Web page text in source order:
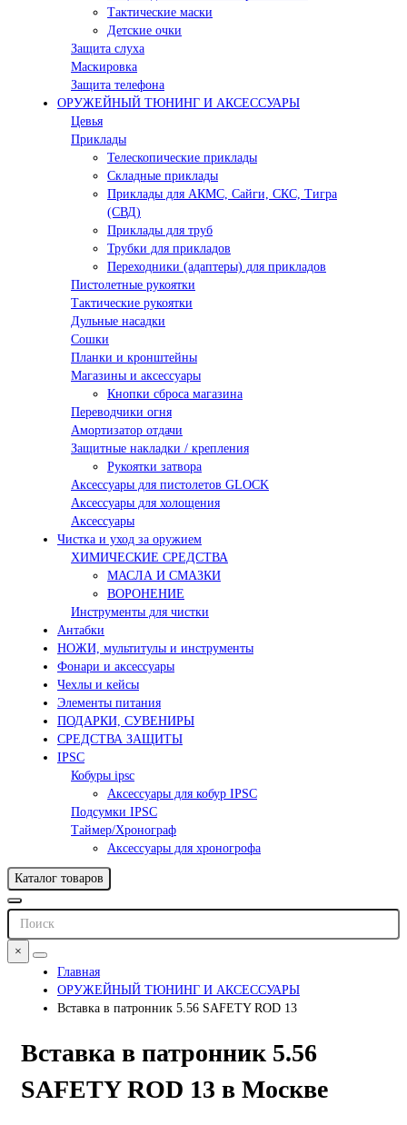
Тактические маски
Детские очки
Защита слуха
Маскировка
Защита телефона
ОРУЖЕЙНЫЙ ТЮНИНГ И АКСЕССУАРЫ
Цевья
Приклады
Телескопические приклады
Складные приклады
Приклады для АКМС, Сайги, СКС, Тигра
(СВД)
Приклады для труб
Трубки для прикладов
Переходники (адаптеры) для прикладов
Пистолетные рукоятки
Тактические рукоятки
Дульные насадки
Сошки
Планки и кронштейны
Магазины и аксессуары
Кнопки сброса магазина
Переводчики огня
Амортизатор отдачи
Защитные накладки / крепления
Рукоятки затвора
Аксессуары для пистолетов GLOCK
Аксессуары для холощения
Аксессуары
Чистка и уход за оружием
ХИМИЧЕСКИЕ СРЕДСТВА
МАСЛА И СМАЗКИ
ВОРОНЕНИЕ
Инструменты для чистки
Антабки
НОЖИ, мультитулы и инструменты
Фонари и аксессуары
Чехлы и кейсы
Элементы питания
ПОДАРКИ, СУВЕНИРЫ
СРЕДСТВА ЗАЩИТЫ
IPSC
Кобуры ipsc
Аксессуары для кобур IPSC
Подсумки IPSC
Таймер/Хронограф
Аксессуары для хроногрофа
Каталог товаров
×
Главная
ОРУЖЕЙНЫЙ ТЮНИНГ И АКСЕССУАРЫ
Вставка в патронник 5.56 SAFETY ROD 13
Вставка в патронник 5.56
SAFETY ROD 13 в Москве